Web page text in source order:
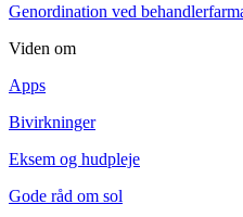
Genordination ved
Viden om
Apps
Bivirkninger
Eksem og hudpleje
Gode råd om sol